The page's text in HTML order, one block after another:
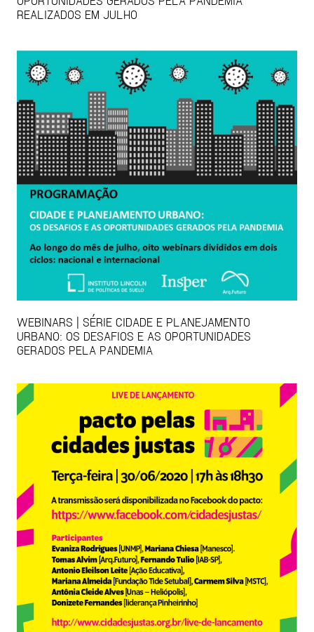
REALIZADOS EM JULHO
WEBINARS | SÉRIE CIDADE E PLANEJAMENTO
URBANO: OS DESAFIOS E AS OPORTUNIDADES
GERADOS PELA PANDEMIA